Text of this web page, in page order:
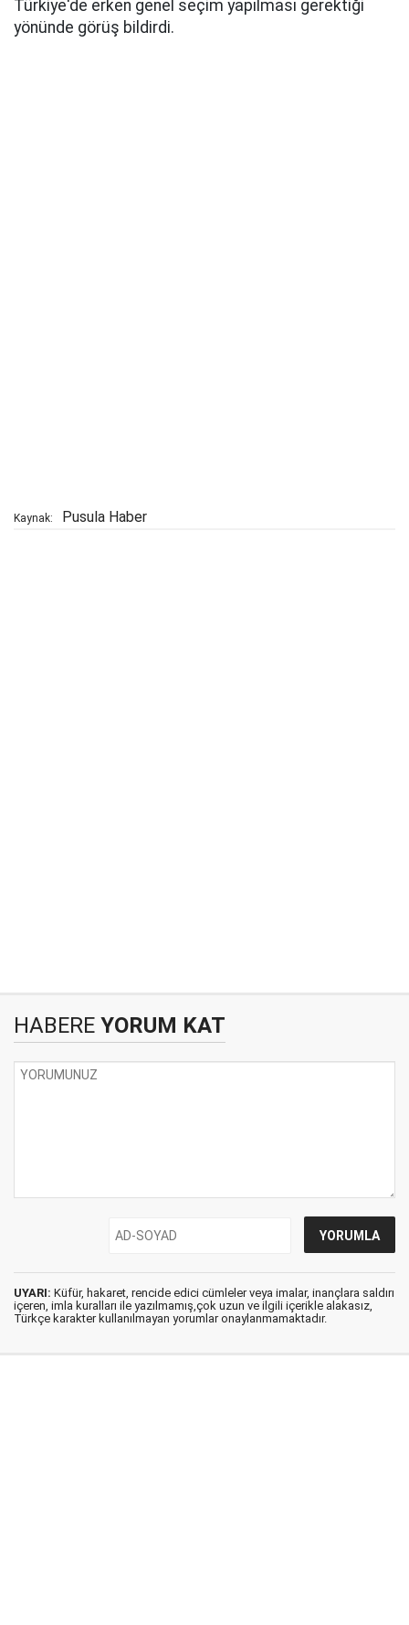
Türkiye'de erken genel seçim yapılması gerektiği
yönünde görüş bildirdi.
Kaynak: Pusula Haber
HABERE YORUM KAT
UYARI: Küfür, hakaret, rencide edici cümleler veya imalar, inançlara saldırı
içeren, imla kuralları ile yazılmamış,çok uzun ve ilgili içerikle alakasız,
Türkçe karakter kullanılmayan yorumlar onaylanmamaktadır.